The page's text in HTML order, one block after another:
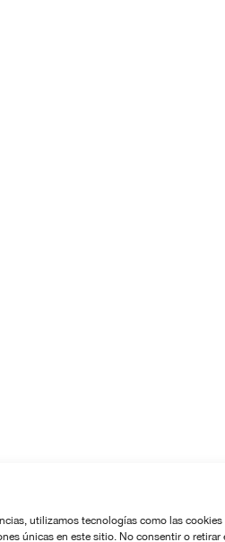
utilizamos tecnologías como las
únicas en este sitio. No consentir o